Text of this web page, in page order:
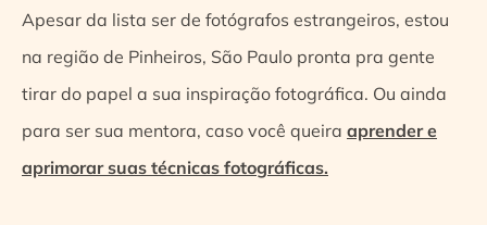
Apesar da lista ser de fotógrafos estrangeiros, estou
na região de Pinheiros, São Paulo pronta pra gente
tirar do papel a sua inspiração fotográfica. Ou ainda
para ser sua mentora, caso você queira aprender e
aprimorar suas técnicas fotográficas.